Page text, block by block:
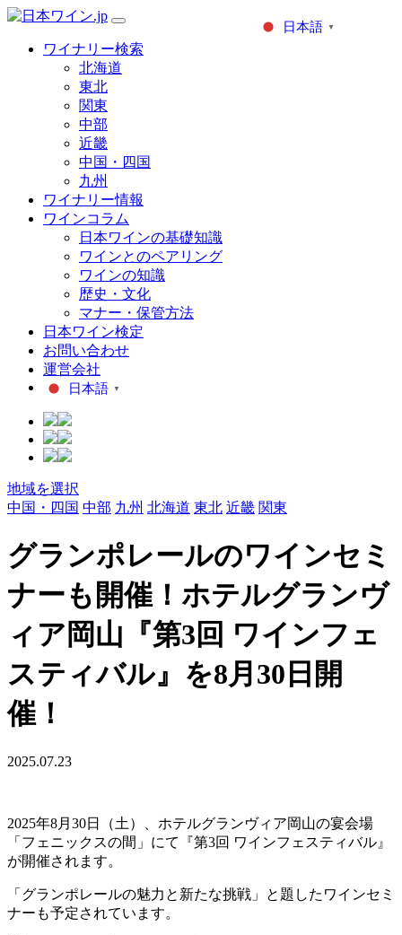
ワイナリー検索
北海道
東北
関東
中部
近畿
中国・四国
九州
ワイナリー情報
ワインコラム
日本ワインの基礎知識
ワインとのペアリング
ワインの知識
歴史・文化
マナー・保管方法
日本ワイン検定
お問い合わせ
運営会社
日本語 ▼
地域を選択
中国・四国 中部 九州 北海道 東北 近畿 関東
グランポレールのワインセミ
ナーも開催！ホテルグランヴ
ィア岡山『第3回 ワインフェ
スティバル』を8月30日開
催！
2025.07.23
2025年8月30日（土）、ホテルグランヴィア岡山の宴会場
「フェニックスの間」にて『第3回 ワインフェスティバル』
が開催されます。
「グランポレールの魅力と新たな挑戦」と題したワインセミ
ナーも予定されています。
日本語 ▼